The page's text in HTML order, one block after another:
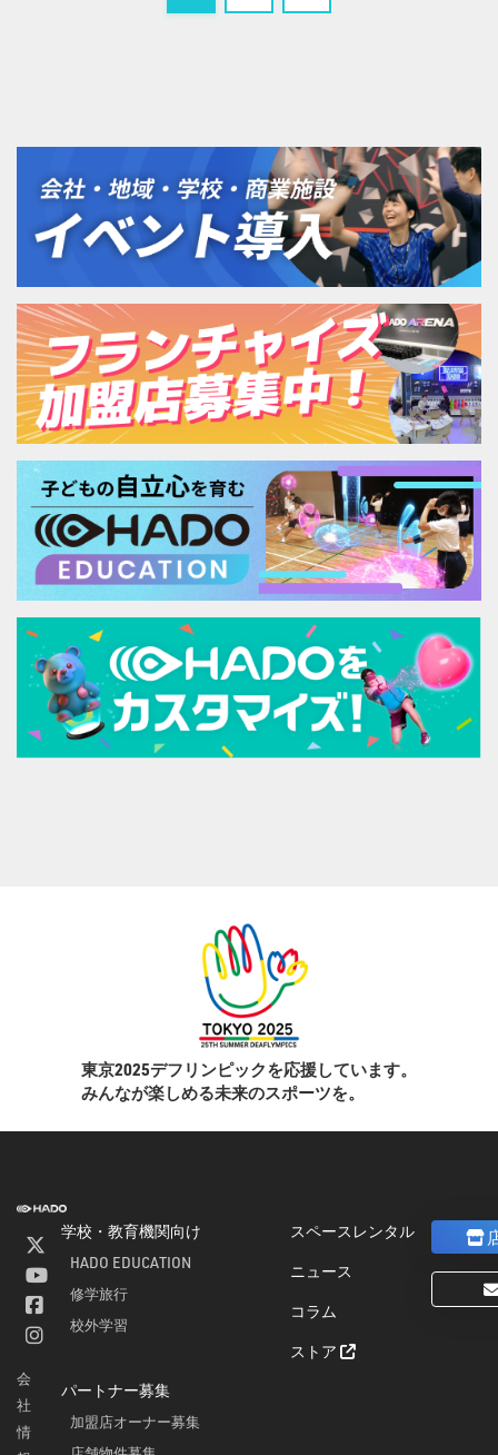
東京2025デフリンピックを応援しています。
みんなが楽しめる未来のスポーツを。
会
社
情
学校・教育機関向け
HADO EDUCATION
修学旅行
校外学習
パートナー募集
加盟店オーナー募集
スペースレンタル
ニュース
コラム
ストア